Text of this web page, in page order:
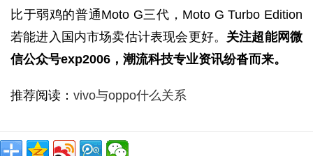
比于弱鸡的普通Moto G三代，Moto G Turbo Edition
若能进入国内市场卖估计表现会更好。 关注超能网微
信公众号exp2006，潮流科技专业资讯纷沓而来。
推荐阅读： vivo与oppo什么关系